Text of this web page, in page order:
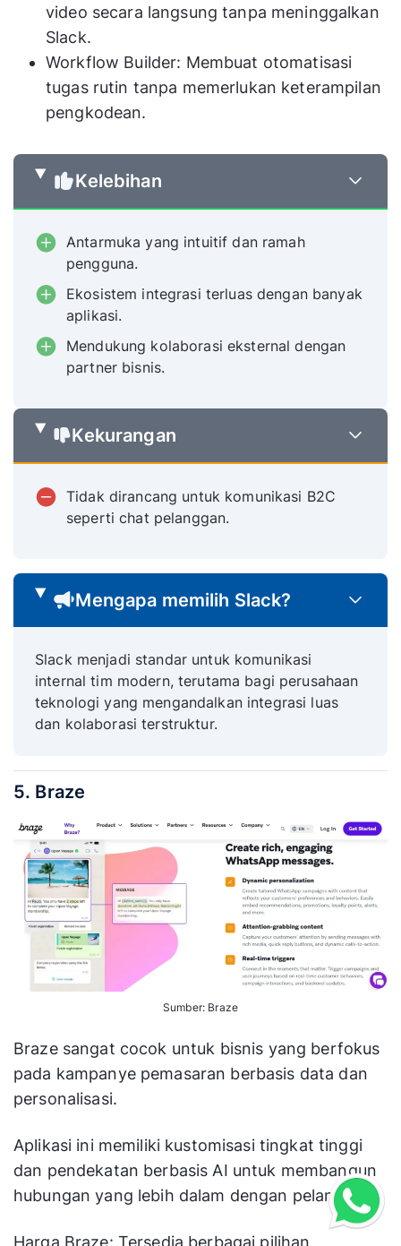
video secara langsung tanpa meninggalkan
Slack.
Workflow Builder: Membuat otomatisasi
tugas rutin tanpa memerlukan keterampilan
pengkodean.
Kelebihan
Antarmuka yang intuitif dan ramah
pengguna.
Ekosistem integrasi terluas dengan banyak
aplikasi.
Mendukung kolaborasi eksternal dengan
partner bisnis.
Kekurangan
Tidak dirancang untuk komunikasi B2C
seperti chat pelanggan.
Mengapa memilih Slack?
Slack menjadi standar untuk komunikasi
internal tim modern, terutama bagi perusahaan
teknologi yang mengandalkan integrasi luas
dan kolaborasi terstruktur.
5. Braze
Sumber: Braze
Braze sangat cocok untuk bisnis yang berfokus
pada kampanye pemasaran berbasis data dan
personalisasi.
Aplikasi ini memiliki kustomisasi tingkat tinggi
dan pendekatan berbasis AI untuk membangun
hubungan yang lebih dalam dengan pelanggan.